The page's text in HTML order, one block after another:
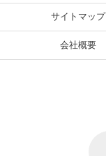
サイトマップ
会社概要